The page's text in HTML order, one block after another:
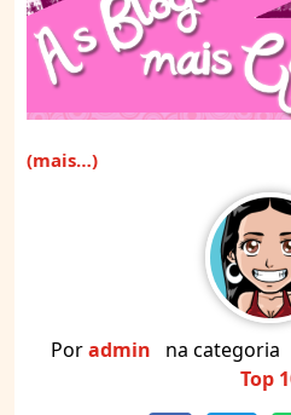
(mais…)
Poradmin na categoria
Top